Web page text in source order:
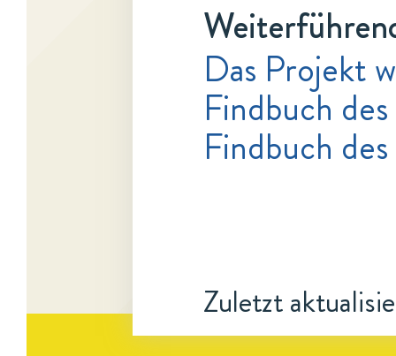
Das Projekt
Findbuch
Findbuch
Zuletzt